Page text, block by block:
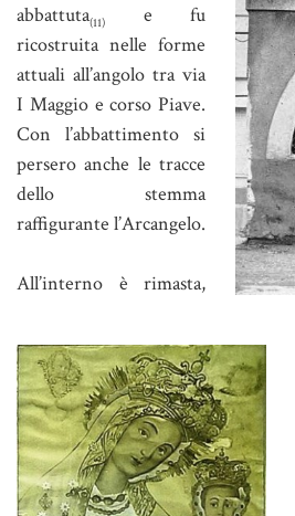
abbattuta(11)
e fu
ricostruita nelle forme
attuali all’angolo tra via
I Maggio e corso Piave.
Con l’abbattimento si
persero anche le tracce
dello stemma
raffigurante l’Arcangelo.
All’interno è rimasta,